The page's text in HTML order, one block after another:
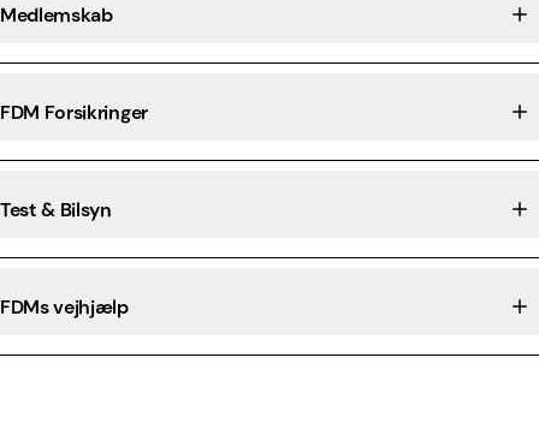
Medlemskab
FDM Forsikringer
Test & Bilsyn
FDMs vejhjælp